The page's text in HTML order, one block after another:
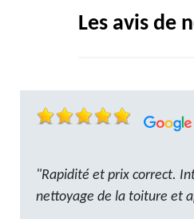
Les avis de
"Rapidité et prix correct.
nettoyage de la toiture et